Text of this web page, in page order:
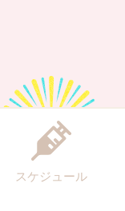
スケジュール